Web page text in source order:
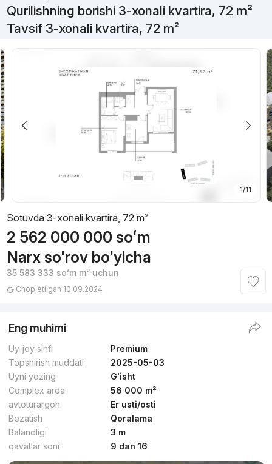
Qurilishning borishi 3-xonali kvartira, 72 m²
Tavsif 3-xonali kvartira, 72 m²
1/11
Sotuvda 3-xonali kvartira, 72 m²
2 562 000 000 soʻm
Narx so'rov bo'yicha
35 583 333 soʻmm² uchun
Chop etilgan 10.09.2024
Eng muhimi
Uy-joy sinfi
Premium
Topshirish muddati
2025-05-03
Uyni yozing
G'isht
Complex area
56 000 m²
avtoturargoh
Er usti/osti
Bezatish
Qoralama
Balandligi
3 m
qavatlar soni
9 dan 16